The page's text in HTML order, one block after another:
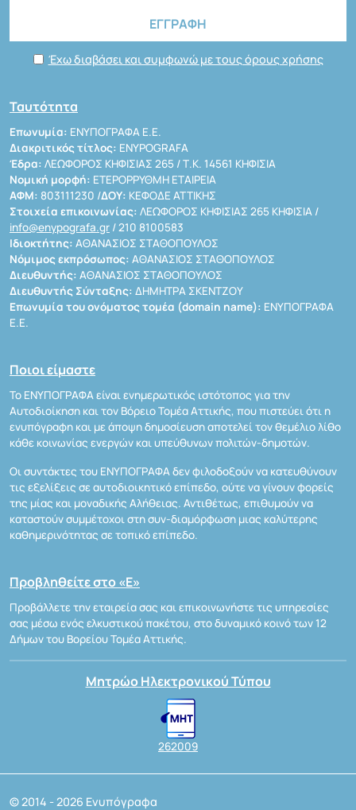
Έχω διαβάσει και συμφωνώ με τους όρους χρήσης
Ταυτότητα
Επωνυμία: ΕΝΥΠΟΓΡΑΦΑ Ε.Ε.
Διακριτικός τίτλος: ENYPOGRAFA
Έδρα: ΛΕΩΦΟΡΟΣ ΚΗΦΙΣΙΑΣ 265 / Τ.Κ. 14561 ΚΗΦΙΣΙΑ
Νομική μορφή: ΕΤΕΡΟΡΡΥΘΜΗ ΕΤΑΙΡΕΙΑ
ΑΦΜ: 803111230 /ΔΟΥ: ΚΕΦΟΔΕ ΑΤΤΙΚΗΣ
Στοιχεία επικοινωνίας: ΛΕΩΦΟΡΟΣ ΚΗΦΙΣΙΑΣ 265 ΚΗΦΙΣΙΑ /
info@enypografa.gr / 210 8100583
Ιδιοκτήτης: ΑΘΑΝΑΣΙΟΣ ΣΤΑΘΟΠΟΥΛΟΣ
Νόμιμος εκπρόσωπος: ΑΘΑΝΑΣΙΟΣ ΣΤΑΘΟΠΟΥΛΟΣ
Διευθυντής: ΑΘΑΝΑΣΙΟΣ ΣΤΑΘΟΠΟΥΛΟΣ
Διευθυντής Σύνταξης: ΔΗΜΗΤΡΑ ΣΚΕΝΤΖΟΥ
Επωνυμία του ονόματος τομέα (domain name): ΕΝΥΠΟΓΡΑΦΑ
Ε.Ε.
Ποιοι είμαστε
Το ΕΝΥΠΟΓΡΑΦΑ είναι ενημερωτικός ιστότοπος για την
Αυτοδιοίκηση και τον Βόρειο Τομέα Αττικής, που πιστεύει ότι η
ενυπόγραφη και με άποψη δημοσίευση αποτελεί τον θεμέλιο λίθο
κάθε κοινωνίας ενεργών και υπεύθυνων πολιτών-δημοτών.
Οι συντάκτες του ΕΝΥΠΟΓΡΑΦΑ δεν φιλοδοξούν να κατευθύνουν
τις εξελίξεις σε αυτοδιοικητικό επίπεδο, ούτε να γίνουν φορείς
της μίας και μοναδικής Αλήθειας. Αντιθέτως, επιθυμούν να
καταστούν συμμέτοχοι στη συν-διαμόρφωση μιας καλύτερης
καθημερινότητας σε τοπικό επίπεδο.
Προβληθείτε στο «Ε»
Προβάλλετε την εταιρεία σας και επικοινωνήστε τις υπηρεσίες
σας μέσω ενός ελκυστικού πακέτου, στο δυναμικό κοινό των 12
Δήμων του Βορείου Τομέα Αττικής.
Μητρώο Ηλεκτρονικού Τύπου
262009
© 2014 - 2026 Ενυπόγραφα